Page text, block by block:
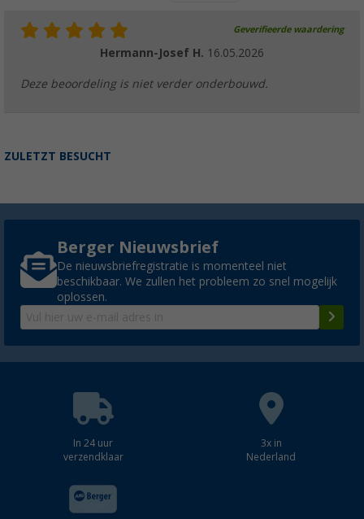
Geverifieerde waardering
Hermann-Josef H. 16.05.2026
Deze beoordeling is niet verder onderbouwd.
ZULETZT BESUCHT
Berger Nieuwsbrief
De nieuwsbriefregistratie is momenteel niet
beschikbaar. We zullen het probleem zo snel mogelijk
oplossen.
In 24 uur
verzendklaar
3x in
Nederland